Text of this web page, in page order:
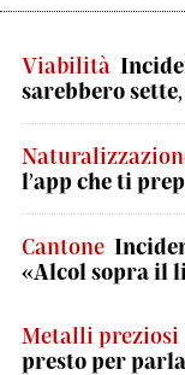
Viabilità
sarebbero
l’app che ti
Cantone
«Alcol sopra il
Metalli preziosi
presto per